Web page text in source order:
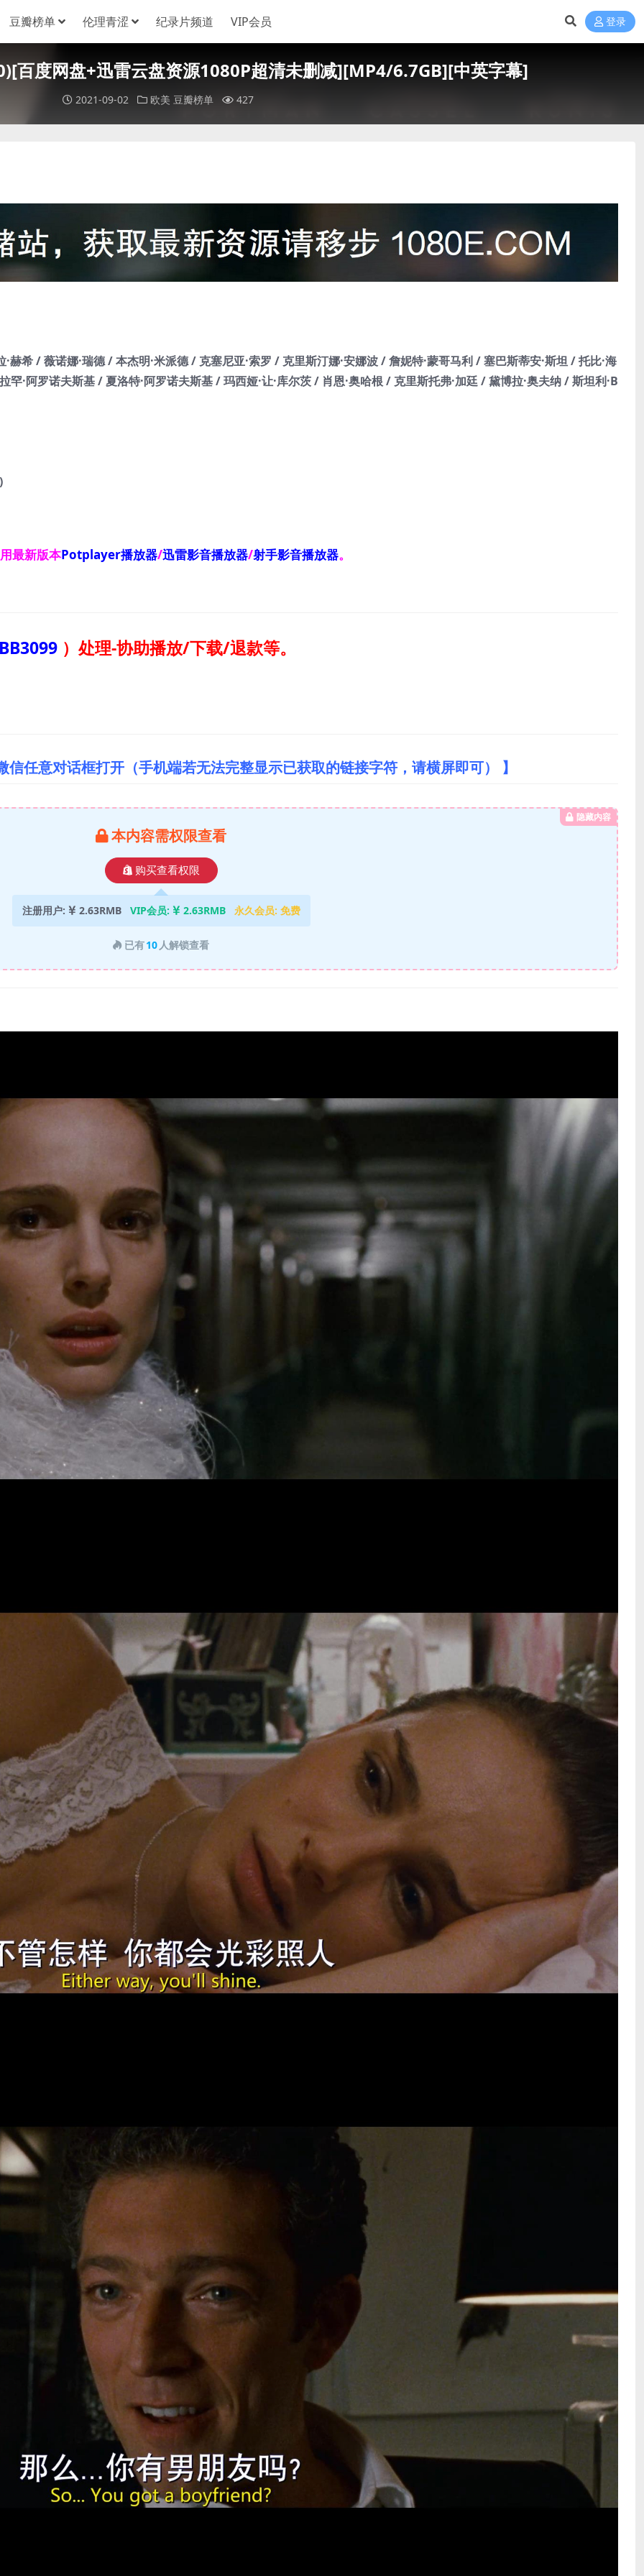
豆瓣榜单 伦理青涩 纪录片频道 VIP会员 登录
百度网盘+迅雷云盘资源1080P超清未删减][MP4/6.7GB][中英字幕]
2021-09-02 欧美 豆瓣榜单 427
希 / 薇诺娜·瑞德 / 本杰明·米派德 / 克塞尼亚·索罗 / 克里斯汀娜·安娜波 / 詹妮特·蒙哥马利 / 塞巴斯蒂安·斯坦 / 托比·海
·阿罗诺夫斯基 / 夏洛特·阿罗诺夫斯基 / 玛西娅·让·库尔茨 / 肖恩·奥哈根 / 克里斯托弗·加廷 / 黛博拉·奥夫纳 / 斯坦利·B
最新版本Potplayer播放器/迅雷影音播放器/射手影音播放器。
） 处理-协助播放/下载/退款等。
任意对话框打开（手机端若无法完整显示已获取的链接字符，请横屏即可） 】
隐藏内容
本内容需权限查看
购买查看权限
注册用户: 2.63RMB VIP会员: 2.63RMB 永久会员: 免费
已有10 人解锁查看